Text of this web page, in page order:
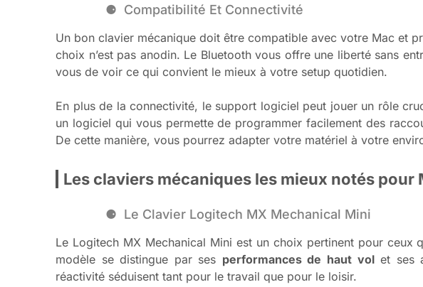
Compatibilité Et Connectivité
Un bon clavier mécanique doit être compatible avec votre Mac et
choix n’est pas anodin. Le Bluetooth vous offre une liberté sans
vous de voir ce qui convient le mieux à votre setup quotidien.
En plus de la connectivité, le support logiciel peut jouer un rôle
un logiciel qui vous permette de programmer facilement des
De cette manière, vous pourrez adapter votre matériel à votre
Les claviers mécaniques les mieux notés pour
Le Clavier Logitech MX Mechanical Mini
Le Logitech MX Mechanical Mini est un choix pertinent pour
modèle se distingue par ses performances de haut volet ses
réactivité séduisent tant pour le travail que pour le loisir.